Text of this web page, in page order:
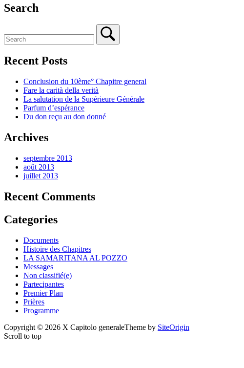
Search
Recent Posts
Conclusion du 10ème° Chapitre general
Fare la carità della verità
La salutation de la Supérieure Générale
Parfum d’espérance
Du don reçu au don donné
Archives
septembre 2013
août 2013
juillet 2013
Recent Comments
Categories
Documents
Histoire des Chapitres
LA SAMARITANA AL POZZO
Messages
Non classifié(e)
Partecipantes
Premier Plan
Prières
Programme
Copyright © 2026 X Capitolo generaleTheme by SiteOrigin
Scroll to top